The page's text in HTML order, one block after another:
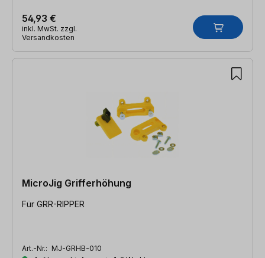
54,93 €
inkl. MwSt. zzgl.
Versandkosten
MicroJig Grifferhöhung
Für GRR-RIPPER
Art.-Nr.: MJ-GRHB-010